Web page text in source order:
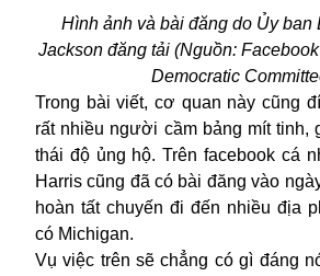
Hình ảnh và bài đăng do Ủy ban
Jackson đăng tải (Nguồn:
Democratic
Trong bài viết, cơ quan này cũng
rất nhiều người cầm bảng mít tinh,
thái độ ủng hộ. Trên facebook cá
Harris cũng đã có bài đăng vào
hoàn tất chuyến đi đến nhiều địa
có Michigan.
Vụ việc trên sẽ chẳng có gì đáng